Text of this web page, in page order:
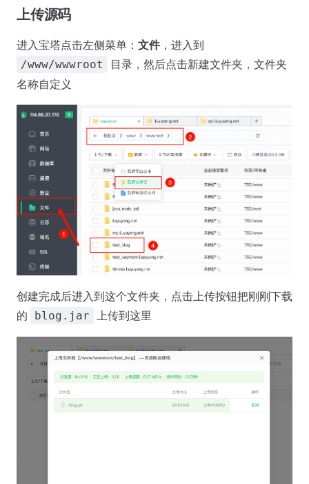
上传源码
进入宝塔点击左侧菜单： 文件，进入到
/www/wwwroot
目录，然后点击新建文件夹，文件夹
名称自定义
创建完成后进入到这个文件夹，点击上传按钮把刚刚下载
的
blog.jar 上传到这里